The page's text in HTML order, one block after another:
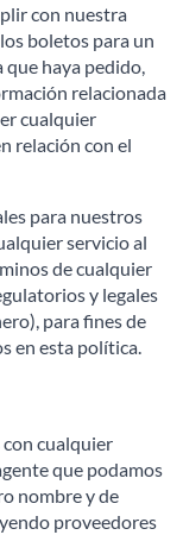
con nuestra
boletos para un
que haya pedido,
relacionada
cualquier
relación con el
para nuestros
servicio al
de cualquier
y legales
para fines de
en esta política.
cualquier
que podamos
nombre y de
proveedores